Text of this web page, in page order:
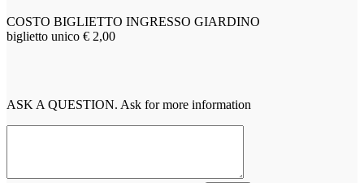
COSTO BIGLIETTO INGRESSO GIARDINO
biglietto unico € 2,00
ASK A QUESTION. Ask for more information